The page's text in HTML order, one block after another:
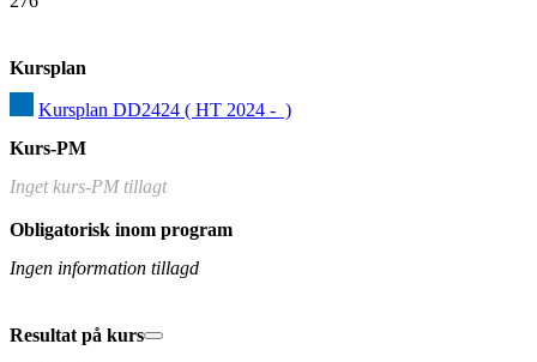
Kursplan
Kursplan DD2424 ( HT 2024 -  )
Kurs-PM
Inget kurs-PM tillagt
Obligatorisk inom program
Ingen information tillagd
Resultat på kurs